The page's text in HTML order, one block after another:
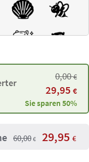
0,00 €
29,95 €
Sie sparen 50%
60,00 € 29,95 €